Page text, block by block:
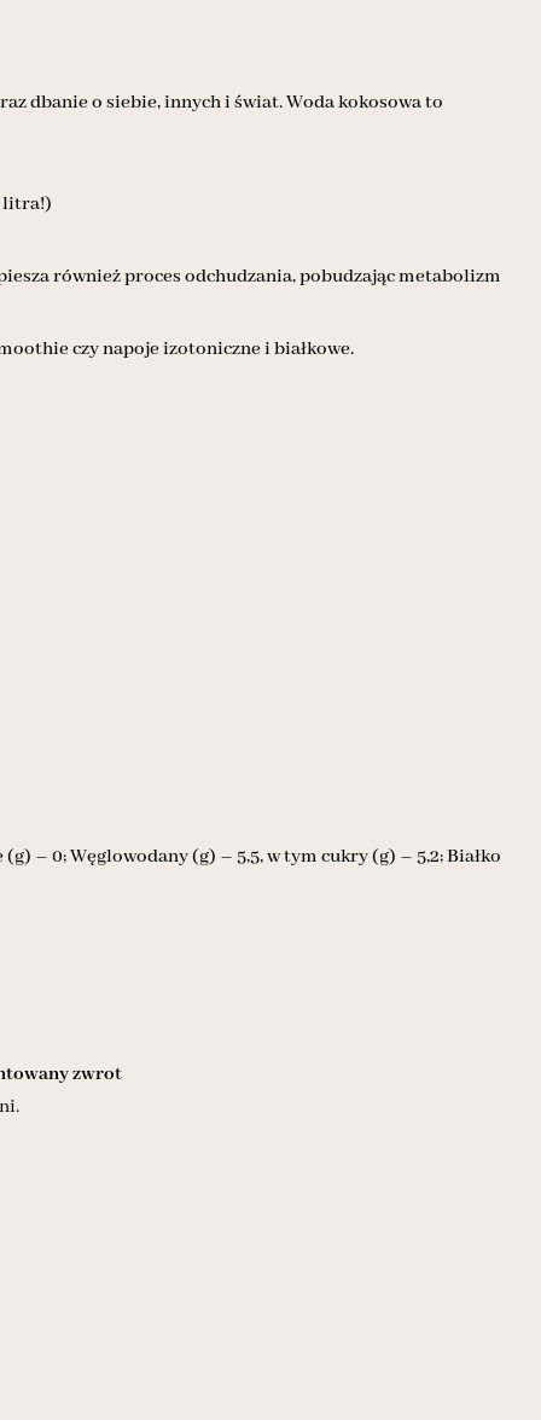
dbanie o siebie, innych i świat. Woda kokosowa to
litra!)
również proces odchudzania, pobudzając metabolizm
czy napoje izotoniczne i białkowe.
– 0; Węglowodany (g) – 5,5, w tym cukry (g) – 5,2; Białko
zwrot